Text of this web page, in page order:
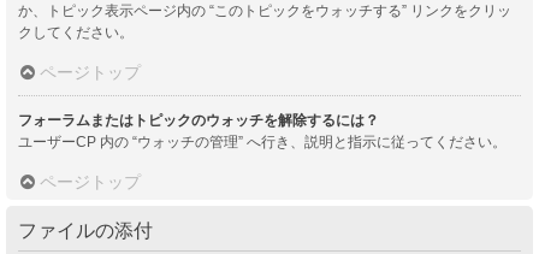
か、トピック表示ページ内の “このトピックをウォッチする” リンクをクリッ
クしてください。
ページトップ
フォーラムまたはトピックのウォッチを解除するには？
ユーザーCP 内の “ウォッチの管理” へ行き、説明と指示に従ってください。
ページトップ
ファイルの添付